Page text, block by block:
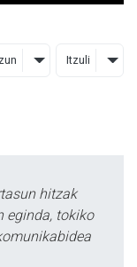
Itzuli
hitzak
eginda, tokiko